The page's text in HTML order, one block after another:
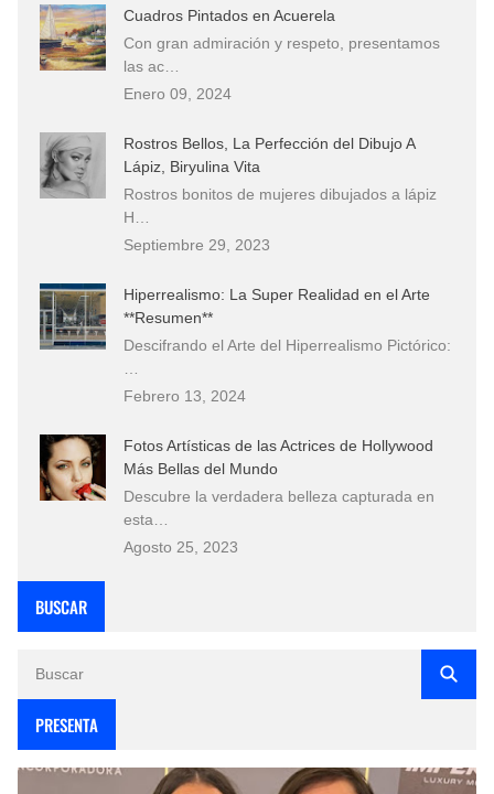
Cuadros Pintados en Acuerela
Con gran admiración y respeto, presentamos
las ac…
Enero 09, 2024
Rostros Bellos, La Perfección del Dibujo A
Lápiz, Biryulina Vita
Rostros bonitos de mujeres dibujados a lápiz
H…
Septiembre 29, 2023
Hiperrealismo: La Super Realidad en el Arte
**Resumen**
Descifrando el Arte del Hiperrealismo Pictórico:
Febrero 13, 2024
Fotos Artísticas de las Actrices de Hollywood
Más Bellas del Mundo
Descubre la verdadera belleza capturada en
esta…
Agosto 25, 2023
BUSCAR
PRESENTA